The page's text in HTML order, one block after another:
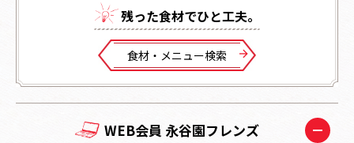
残った⾷材でひと⼯夫。
⾷材・メニュー検索
WEB会員 永谷園フレンズ